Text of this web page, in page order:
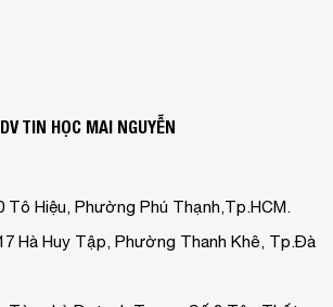
TIN HỌC MAI NGUYỄN
Tô Hiệu, Phường Phú Thạnh,Tp.HCM.
Hà Huy Tập, Phường Thanh Khê, Tp.Đà